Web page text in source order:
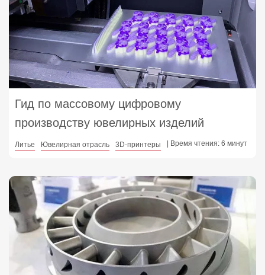
Гид по массовому цифровому
производству ювелирных изделий
Литье Ювелирная отрасль 3D-принтеры | Время чтения: 6 минут